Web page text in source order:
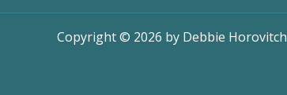
Copyright © 2026 by Debbie Horovitch